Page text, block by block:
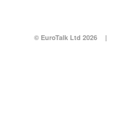
© EuroTalk Ltd 2026 |